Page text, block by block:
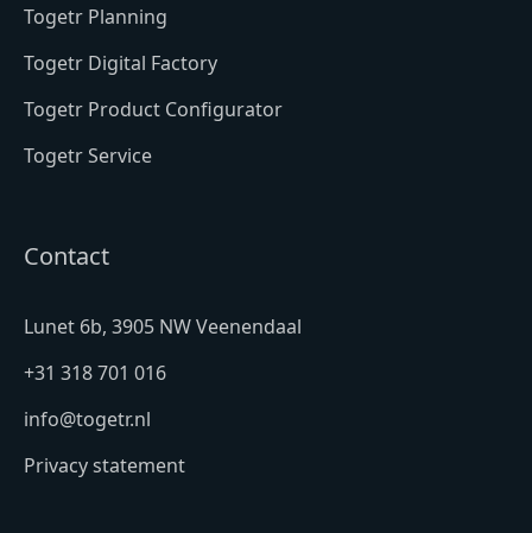
Togetr Planning
Togetr Digital Factory
Togetr Product Configurator
Togetr Service
Contact
Lunet 6b, 3905 NW Veenendaal
+31 318 701 016
info@togetr.nl
Privacy statement